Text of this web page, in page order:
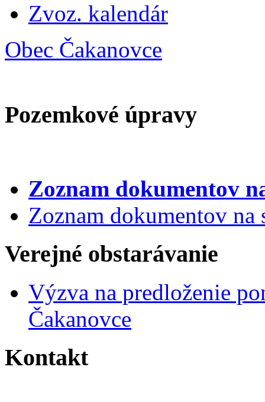
Zvoz. kalendár
Obec Čakanovce
Pozemkové úpravy
Zoznam dokumentov
Zoznam dokumentov
Verejné obstarávanie
Výzva na predloženie
Čakanovce
Kontakt